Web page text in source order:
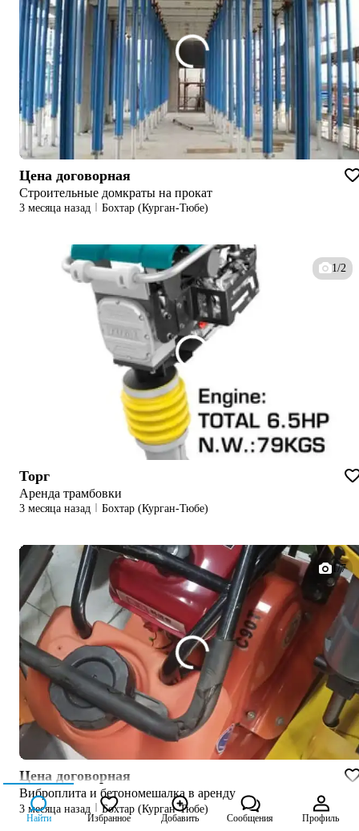
Цена договорная
Строительные домкраты на прокат
3 месяца назад Бохтар (Курган-Тюбе)
1/2
Торг
Аренда трамбовки
3 месяца назад Бохтар (Курган-Тюбе)
1/7
Цена договорная
Виброплита и бетономешалка в аренду
3 месяца назад Бохтар (Курган-Тюбе)
Найти Избранное Добавить Сообщения Профиль